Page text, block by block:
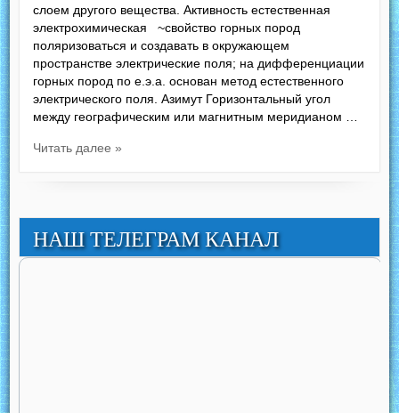
слоем другого вещества. Активность естественная
электрохимическая ~свойство горных пород
поляризоваться и создавать в окружающем
пространстве электрические поля; на дифференциации
горных пород по е.э.а. основан метод естественного
электрического поля. Азимут Горизонтальный угол
между географическим или магнитным меридианом …
Читать далее »
НАШ ТЕЛЕГРАМ КАНАЛ